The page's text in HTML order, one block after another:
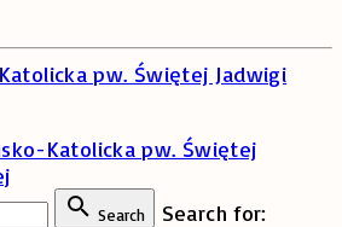
Search
Search for: